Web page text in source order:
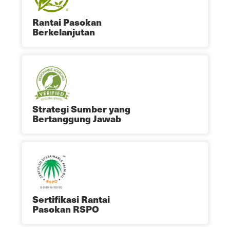
Rantai Pasokan
Berkelanjutan
Strategi Sumber yang
Bertanggung Jawab
Sertifikasi Rantai
Pasokan RSPO